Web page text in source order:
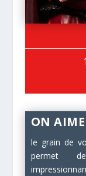
1
ON AIME
le grain de
permet